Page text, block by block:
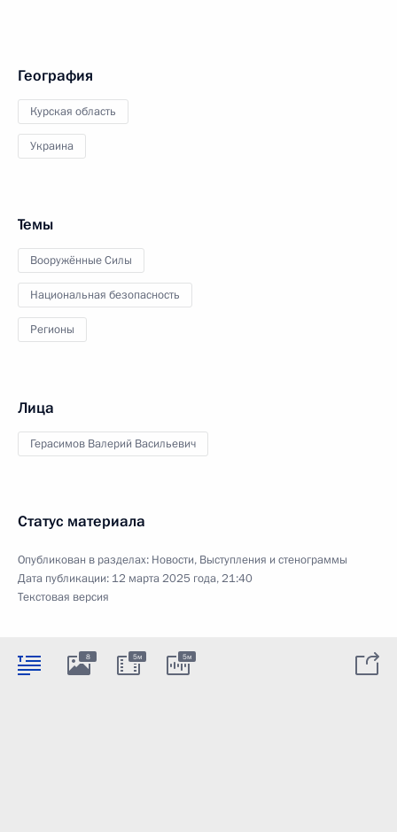
География
Курская область
Украина
Темы
Вооружённые Силы
Национальная безопасность
Регионы
Лица
Герасимов Валерий Васильевич
Статус материала
Опубликован в разделах: Новости, Выступления и стенограммы
Дата публикации: 12 марта 2025 года, 21:40
Текстовая версия
8 5м 5м